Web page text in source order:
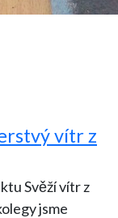
vítr z
Svěží vítr z
jsme